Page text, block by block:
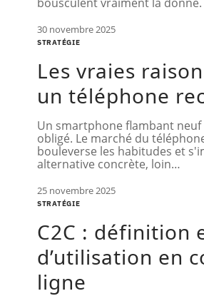
30 novembre 2025
STRATÉGIE
Les vraies
un téléphone
Un smartphone flambant
obligé. Le marché du
bouleverse les habitudes et
alternative concrète, loin…
25 novembre 2025
STRATÉGIE
C2C : définition
d’utilisation en
ligne